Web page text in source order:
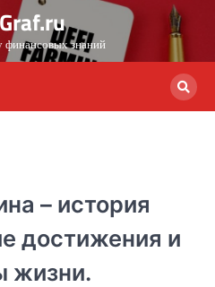
финансовых знаний
– история
достижения и
жизни.